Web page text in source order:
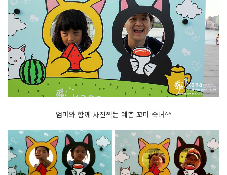
엄마와 함께 사진찍는 예쁜 꼬마 숙녀^^